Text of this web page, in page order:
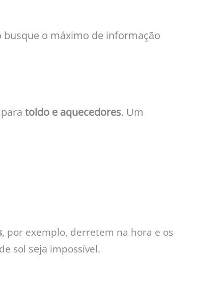
o máximo de informação
toldo e aquecedores. Um
, por exemplo, derretem na hora e os
sol seja impossível.